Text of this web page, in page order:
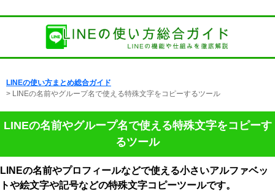
LINEの使い方まとめ総合ガイド
> LINEの名前やグループ名で使える特殊文字をコピーするツール
LINEの名前やグループ名で使える特殊文字をコピーす
るツール
LINEの名前やプロフィールなどで使える小さいアルファベッ
トや絵文字や記号などの特殊文字コピーツールです。